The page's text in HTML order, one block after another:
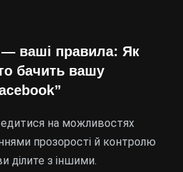
ваші правила: Як
бачить вашу
на можливостях
прозорості й контролю
ділите з іншими.